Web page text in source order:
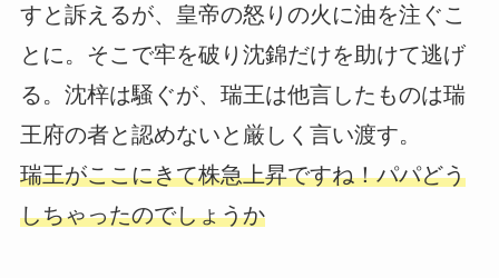
すと訴えるが、皇帝の怒りの火に油を注ぐこ
とに。そこで牢を破り沈錦だけを助けて逃げ
る。沈梓は騒ぐが、瑞王は他言したものは瑞
王府の者と認めないと厳しく言い渡す。
瑞王がここにきて株急上昇ですね！パパどう
しちゃったのでしょうか